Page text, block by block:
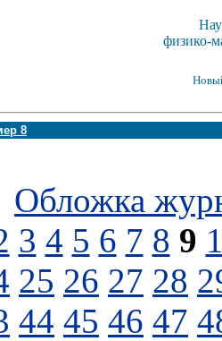
физико-
8
Обложка
3 4 5 6 7 8 9
25 26 27 28
44 45 46 47